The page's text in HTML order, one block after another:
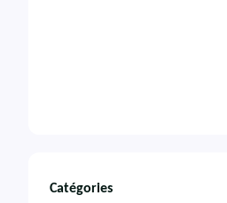
Catégories